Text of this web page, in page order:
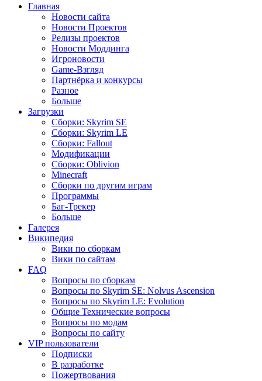
Главная
Новости сайта
Новости Проектов
Релизы проектов
Новости Моддинга
Игроновости
Game-Взгляд
Партнёрка и конкурсы
Разное
Больше
Загрузки
Сборки: Skyrim SE
Сборки: Skyrim LE
Сборки: Fallout
Модификации
Сборки: Oblivion
Minecraft
Сборки по другим играм
Программы
Баг-Трекер
Больше
Галерея
Википедия
Вики по сборкам
Вики по сайтам
FAQ
Вопросы по сборкам
Вопросы по Skyrim SE: Nolvus Ascension
Вопросы по Skyrim LE: Evolution
Общие Технические вопросы
Вопросы по модам
Вопросы по сайту
VIP пользователи
Подписки
В разработке
Пожертвования